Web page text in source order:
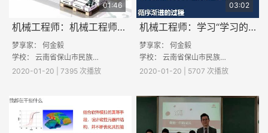
01:46
机械工程师：机械工程师需要具备的素质
梦享家： 何金毅
学校： 云南省保山市民族中学
2020-01-20 | 7395 次播放
03:02
机械工程师：学习“学习的能力”
梦享家： 何金毅
学校： 云南省保山市民族中学
2020-01-20 | 5707 次播放